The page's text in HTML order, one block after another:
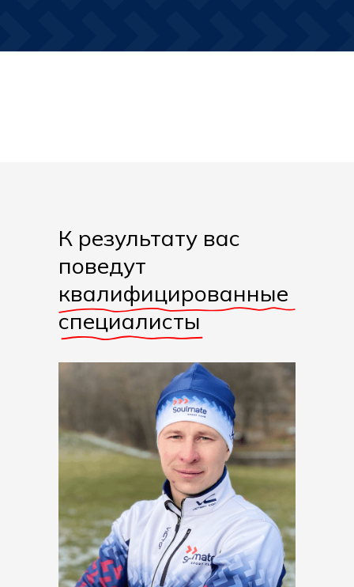
К результату вас
поведут
квалифицированные
специалисты